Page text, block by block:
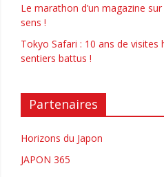
Le marathon d’un magazine
sens !
Tokyo Safari : 10 ans de visites
sentiers battus !
Partenaires
Horizons du Japon
JAPON 365